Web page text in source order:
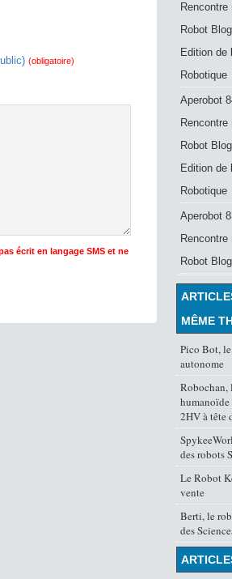
(obligatoire)
écrit en langage SMS et ne
Rencontre
Robot Blog
Edition de
Robotique
Aperobot
Rencontre
Robot Blog
Edition de
Robotique
Aperobot
Rencontre
Robot Blog
MÊME
Pico Bot,
autonome
Robochan,
2HV à tête
des robots
Le Robot
vente
Berti, le
des